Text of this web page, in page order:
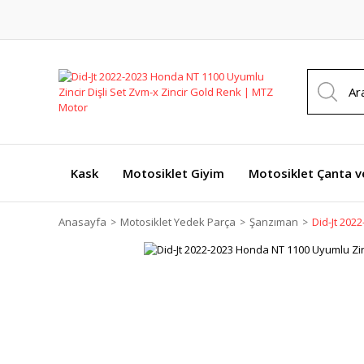
Kask Motosiklet Giyim Motosiklet Çanta
Anasayfa Motosiklet Yedek Parça Şanzıman Did-Jt